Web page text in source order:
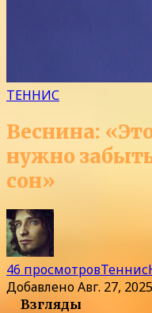
ТЕННИС
Веснина:
нужно
сон»
46 просмотровТеннис
ДобавленоАвг. 27,
Взгляды